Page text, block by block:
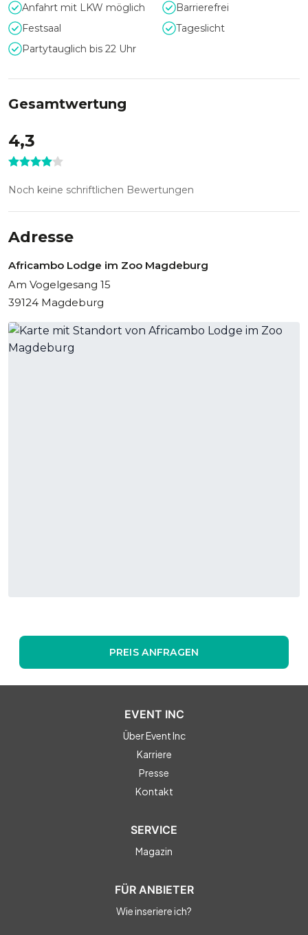
Anfahrt mit LKW möglich
Barrierefrei
Festsaal
Tageslicht
Partytauglich bis 22 Uhr
Gesamtwertung
4,3
Noch keine schriftlichen Bewertungen
Adresse
Africambo Lodge im Zoo Magdeburg
Am Vogelgesang 15
39124 Magdeburg
PREIS ANFRAGEN
EVENT INC
Über Event Inc
Karriere
Presse
Kontakt
SERVICE
Magazin
FÜR ANBIETER
Wie inseriere ich?